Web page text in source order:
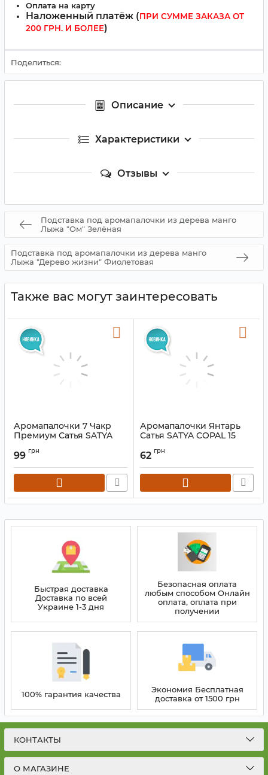
Оплата на карту
Наложенный платёж (ПРИ СУММЕ ЗАКАЗА ОТ
200 ГРН. И БОЛЕЕ)
Поделиться:
Описание
Характеристики
Отзывы
Подставка под аромапалочки из дерева манго
Лыжа "Ом" Зелёная
Подставка под аромапалочки из дерева манго
Лыжа "Дерево жизни" Фиолетовая
Также вас могут заинтересовать
Аромапалочки 7 Чакр
Премиум Сатья SATYA
грамм
Артикул: 9130024
99 грн
Аромапалочки Янтарь
Сатья SATYA COPAL 15
Артикул:
62 грн
Быстрая доставка
Доставка по всей
Украине 1-3 дня
Безопасная оплата
любым способом Онлайн
оплата, оплата при
получении
100% гарантия качества
Экономия Бесплатная
доставка от 1500 грн
КОНТАКТЫ
О МАГАЗИНЕ